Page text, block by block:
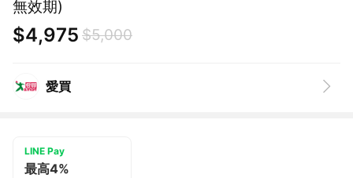
無效期)
$4,975 $5,000
愛買
LINE Pay
最高4%